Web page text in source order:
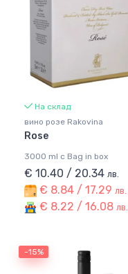
На склад
вино розе Rakovina
Rose
3000 ml с Bag in box
€ 10.40 / 20.34лв.
€ 8.84 / 17.29лв.
€ 8.22 / 16.08лв.
-15%